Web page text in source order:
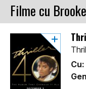
Filme cu
Cu: